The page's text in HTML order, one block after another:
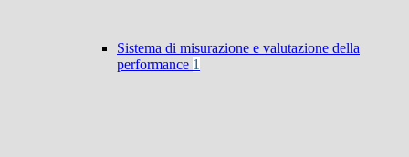
Sistema di misurazione e valutazione della
performance 1